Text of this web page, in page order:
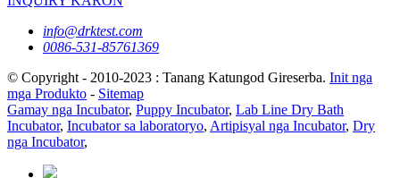
info@drktest.com
0086-531-85761369
© Copyright - 2010-2023 : Tanang Katungod Gireserba. Init nga
mga Produkto - Sitemap
Gamay nga Incubator, Puppy Incubator, Lab Line Dry Bath
Incubator, Incubator sa laboratoryo, Artipisyal nga Incubator, Dry
nga Incubator,